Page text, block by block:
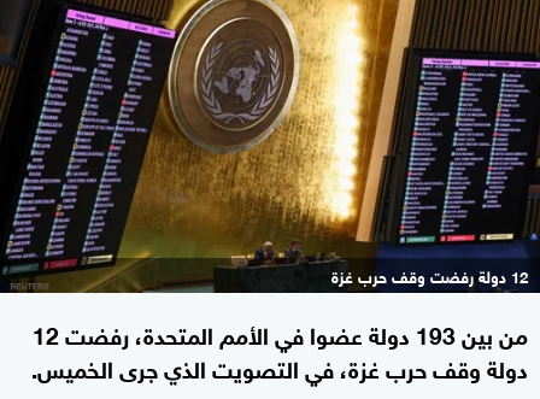
12 دولة رفضت وقف حرب غزة
من بين 193 دولة عضوا في الأمم المتحدة، رفضت 12
دولة وقف حرب غزة، في التصويت الذي جرى الخميس.